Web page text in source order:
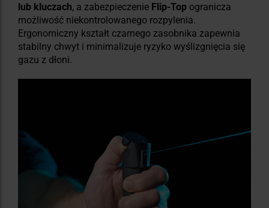
lub kluczach, a zabezpieczenie Flip-Top ogranicza
możliwość niekontrolowanego rozpylenia.
Ergonomiczny kształt czarnego zasobnika zapewnia
stabilny chwyt i minimalizuje ryzyko wyślizgnięcia się
gazu z dłoni.